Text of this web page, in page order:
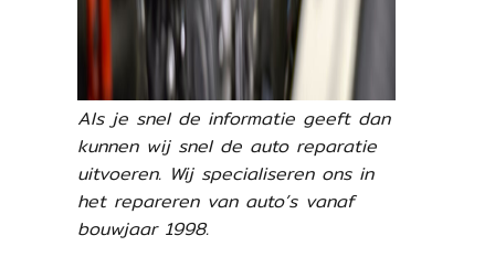
Als je snel de informatie geeft dan
kunnen wij snel de auto reparatie
uitvoeren. Wij specialiseren ons in
het repareren van auto’s vanaf
bouwjaar 1998.